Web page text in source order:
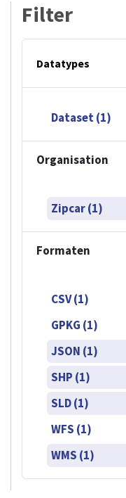
Filter
Datatypes
Dataset (1)
Organisation
Zipcar (1)
Formaten
CSV (1)
GPKG (1)
JSON (1)
SHP (1)
SLD (1)
WFS (1)
WMS (1)